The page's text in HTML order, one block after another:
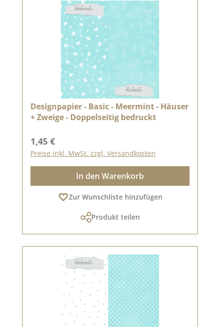
Designpapier - Basic - Meermint - Häuser
+ Zweige - Doppelseitig bedruckt
Regulärer Preis:
1,45 €
Preise inkl. MwSt. zzgl. Versandkosten
In den Warenkorb
Zur Wunschliste hinzufügen
Produkt teilen